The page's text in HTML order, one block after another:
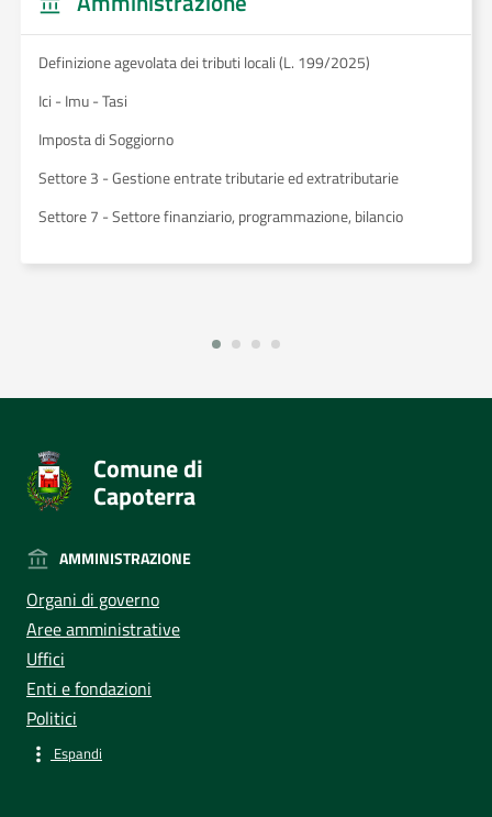
Definizione agevolata dei tributi locali (L. 199/2025)
Ici - Imu - Tasi
Imposta di Soggiorno
Settore 3 - Gestione entrate tributarie ed extratributarie
Settore 7 - Settore finanziario, programmazione, bilancio
Comune di
Capoterra
AMMINISTRAZIONE
Organi di governo
Aree amministrative
Uffici
Enti e fondazioni
Politici
Espandi